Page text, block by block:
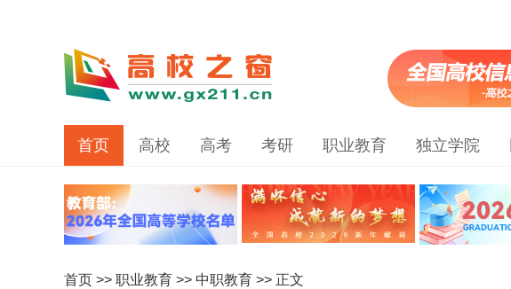
首页 高校 高考 考研 职业教育 独立学院
首页 >> 职业教育 >> 中职教育 >> 正文